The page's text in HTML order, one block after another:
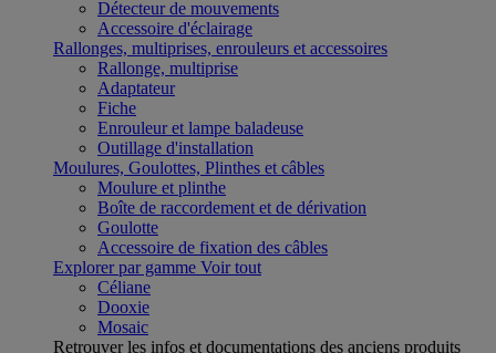
Détecteur de mouvements
Accessoire d'éclairage
Rallonges, multiprises, enrouleurs et accessoires
Rallonge, multiprise
Adaptateur
Fiche
Enrouleur et lampe baladeuse
Outillage d'installation
Moulures, Goulottes, Plinthes et câbles
Moulure et plinthe
Boîte de raccordement et de dérivation
Goulotte
Accessoire de fixation des câbles
Explorer par gamme Voir tout
Céliane
Dooxie
Mosaic
Retrouver les infos et documentations des anciens produits